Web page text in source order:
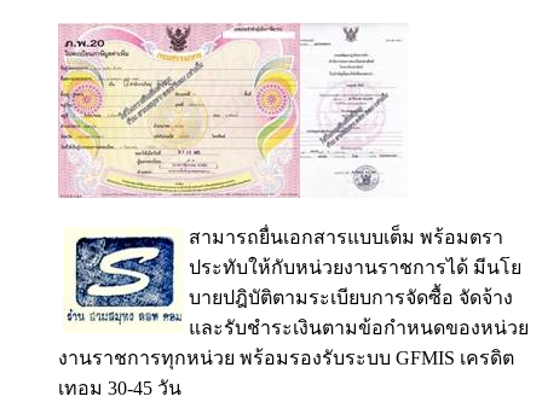
สามารถยื่นเอกสารแบบเต็ม พร้อมตรา
ประทับให้กับหน่วยงานราชการได้ มีนโย
บายปฎิบัติตามระเบียบการจัดซื้อ จัดจ้าง
และรับชำระเงินตามข้อกำหนดของหน่วย
งานราชการทุกหน่วย พร้อมรองรับระบบ GFMIS เครดิต
เทอม 30-45 วัน